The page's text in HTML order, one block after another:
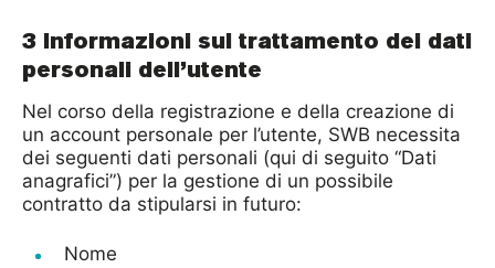
3 Informazioni sul trattamento dei dati
personali dell’utente
Nel corso della registrazione e della creazione di
un account personale per l’utente, SWB necessita
dei seguenti dati personali (qui di seguito “Dati
anagrafici”) per la gestione di un possibile
contratto da stipularsi in futuro:
Nome